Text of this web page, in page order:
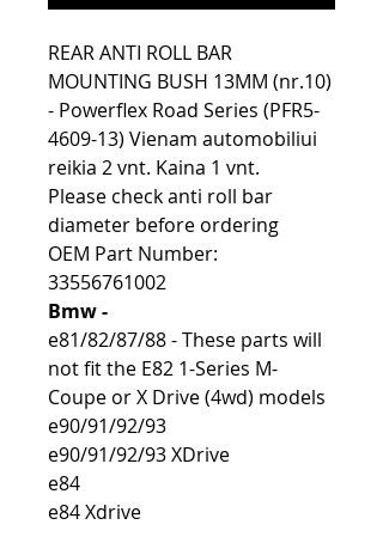
REAR ANTI ROLL BAR
MOUNTING BUSH 13MM (nr.10)
- Powerflex Road Series (PFR5-
4609-13) Vienam automobiliui
reikia 2 vnt. Kaina 1 vnt.
Please check anti roll bar
diameter before ordering
OEM Part Number:
33556761002
Bmw -
e81/82/87/88 - These parts will
not fit the E82 1-Series M-
Coupe or X Drive (4wd) models
e90/91/92/93
e90/91/92/93 XDrive
e84
e84 Xdrive